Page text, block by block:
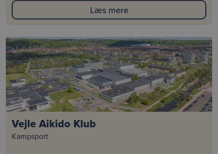
Læs mere
Vejle Aikido Klub
Kampsport